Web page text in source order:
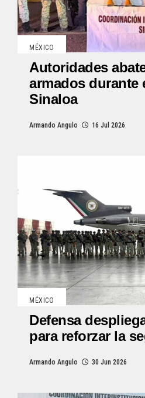
MÉXICO
Autoridades
armados durante
Sinaloa
Armando Angulo 16 Jul 2026
MÉXICO
Defensa
para reforzar la
Armando Angulo 30 Jun 2026